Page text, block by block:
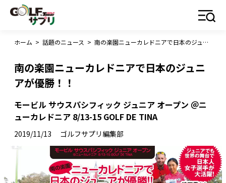
ホーム > 話題のニュース > 南の楽園ニューカレドニアで日本のジュニアが優勝！！
南の楽園ニューカレドニアで日本のジュニ
アが優勝！！
モービル サウスパシフィック ジュニア オープン ＠ニ
ューカレドニア 8/13-15 GOLF DE TINA
2019/11/13 ゴルフサプリ編集部